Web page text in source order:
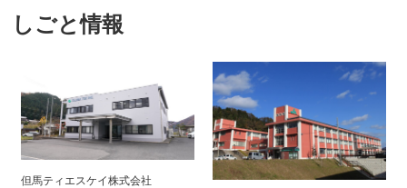
しごと情報
会社